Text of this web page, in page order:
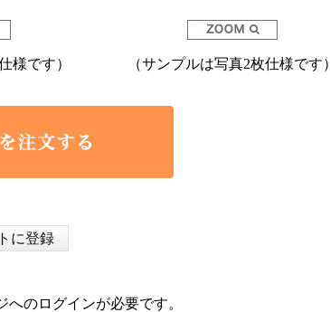
様です） （サンプルは写真2枚仕様です）
に登録
のログインが必要です。